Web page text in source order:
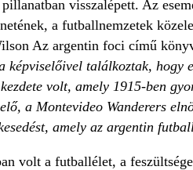
visszalépett. Az
a futballnemzetek
Az argentin foci című
találkoztak, hogy
volt, amely 1915-ben
a Montevideo Wanderers
amely az argentin
volt a futballélet, a